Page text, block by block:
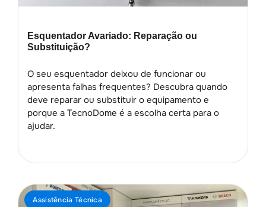
Esquentador Avariado: Reparação ou
Substituição?
O seu esquentador deixou de funcionar ou
apresenta falhas frequentes? Descubra quando
deve reparar ou substituir o equipamento e
porque a TecnoDome é a escolha certa para o
ajudar.
Assistência Técnica